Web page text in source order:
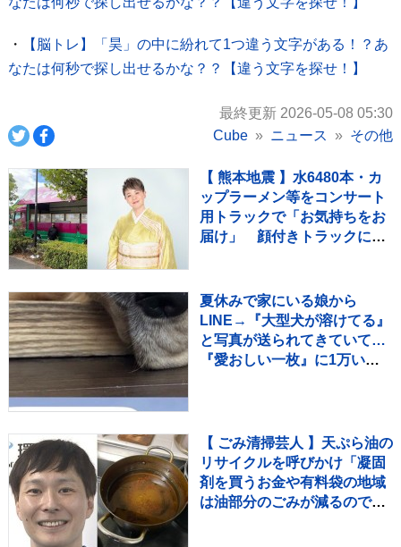
・
【脳トレ】「昊」の中に紛れて1つ違う文字がある！？あ
なたは何秒で探し出せるかな？？【違う文字を探せ！】
最終更新 2026-05-08 05:30
Cube
ニュース その他
【 熊本地震 】水6480本・カ
ップラーメン等をコンサート
用トラックで「お気持ちをお
届け」 顔付きトラックにた
夏休みで家にいる娘から
LINE→『大型犬が溶けてる』
と写真が送られてきていて…
『愛おしい一枚』に1万いい
【 ごみ清掃芸人 】天ぷら油の
リサイクルを呼びかけ「凝固
剤を買うお金や有料袋の地域
は油部分のごみが減るので、